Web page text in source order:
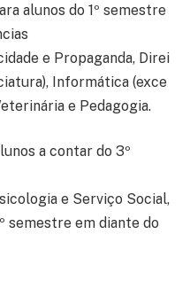
alunos do 1º semestre
e Propaganda, Direi
Informática (exce
e Pedagogia.
a contar do 3º
e Serviço Social,
semestre em diante do